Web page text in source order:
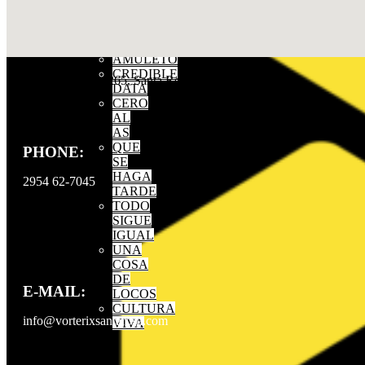
AMULETO
CREDIBLE
DATA
CERO
AL
AS
QUE
SE
HAGA
TARDE
TODO
SIGUE
IGUAL
UNA
COSA
DE
LOCOS
CULTURA
VIVA
Dirección: Moreno 265, Santa Rosa La Pampa
PHONE:
2954 62-7045
E-MAIL:
info@vorterixsantarosa.com